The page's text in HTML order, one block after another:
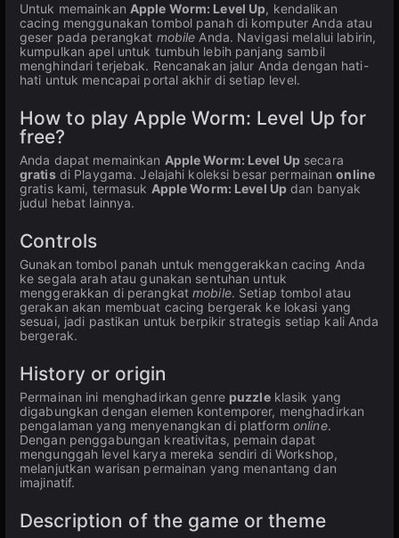
Untuk memainkan Apple Worm: Level Up, kendalikan
cacing menggunakan tombol panah di komputer Anda atau
geser pada perangkat mobile Anda. Navigasi melalui labirin,
kumpulkan apel untuk tumbuh lebih panjang sambil
menghindari terjebak. Rencanakan jalur Anda dengan hati-
hati untuk mencapai portal akhir di setiap level.
How to play Apple Worm: Level Up for
free?
Anda dapat memainkan Apple Worm: Level Upsecara
gratisdi Playgama. Jelajahi koleksi besar permainanonline
gratis kami, termasuk Apple Worm: Level Up dan banyak
judul hebat lainnya.
Controls
Gunakan tombol panah untuk menggerakkan cacing Anda
ke segala arah atau gunakan sentuhan untuk
menggerakkan di perangkatmobile. Setiap tombol atau
gerakan akan membuat cacing bergerak ke lokasi yang
sesuai, jadi pastikan untuk berpikir strategis setiap kali Anda
bergerak.
History or origin
Permainan ini menghadirkan genre puzzleklasik yang
digabungkan dengan elemen kontemporer, menghadirkan
pengalaman yang menyenangkan di platform online.
Dengan penggabungan kreativitas, pemain dapat
mengunggah level karya mereka sendiri di Workshop,
melanjutkan warisan permainan yang menantang dan
imajinatif.
Description of the game or theme